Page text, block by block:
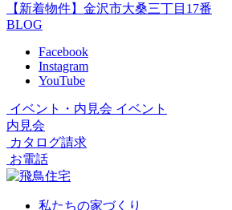
【新着物件】金沢市大桑三丁目17番
BLOG
Facebook
Instagram
YouTube
イベント・内見会 イベント
内見会
カタログ請求
お電話
私たちの家づくり